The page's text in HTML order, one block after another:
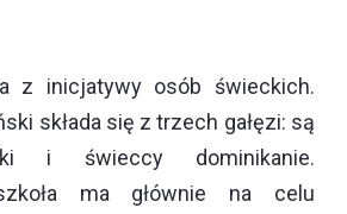
z inicjatywy osób świeckich.
składa się z trzech gałęzi: są
i świeccy dominikanie.
ma głównie na celu